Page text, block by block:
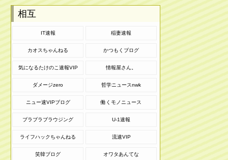
相互
IT速報 稲妻速報
カオスちゃんねる かつもくブログ
気になるたけのこ速報VIP 情報屋さん。
ダメージzero 哲学ニュースnwk
ニュー速VIPブログ 働くモノニュース
ブラブラブラウジング U-1速報
ライフハックちゃんねる 流速VIP
笑韓ブログ オワタあんてな